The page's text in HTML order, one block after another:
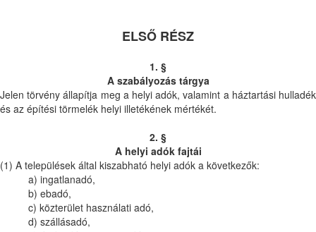
ELSŐ RÉSZ
1. §
A szabályozás tárgya
Jelen törvény állapítja meg a helyi adók, valamint a háztartási hulladék
és az építési törmelék helyi illetékének mértékét.
2. §
A helyi adók fajtái
(1) A települések által kiszabható helyi adók a következők:
a) ingatlanadó,
b) ebadó,
c) közterület használati adó,
d) szállásadó,